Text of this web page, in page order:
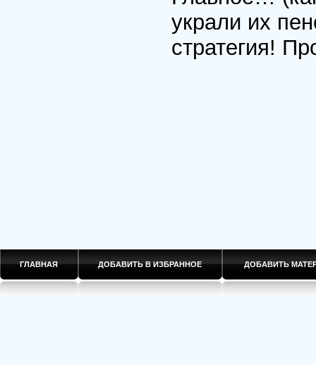
украли их
стратегия!
ГЛАВНАЯ ДОБАВИТЬ В ИЗБРАННОЕ ДОБАВИТЬ